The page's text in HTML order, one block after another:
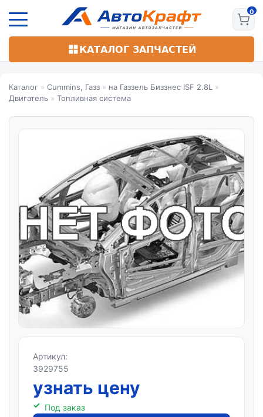
основному
КАТАЛОГ ЗАПЧАСТЕЙ
Каталог » Cummins, Газз » на Газзель Биззнес ISF 2.8L »
Двигатель » Топливная система
Артикул:
3929755
узнать цену
Под заказ